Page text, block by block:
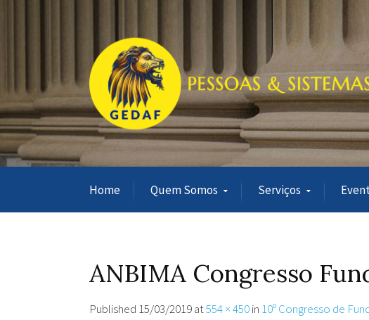
Home Quem Somos Serviços
ANBIMA Congresso
Published 15/03/2019at554 × 450in 10º Congresso de